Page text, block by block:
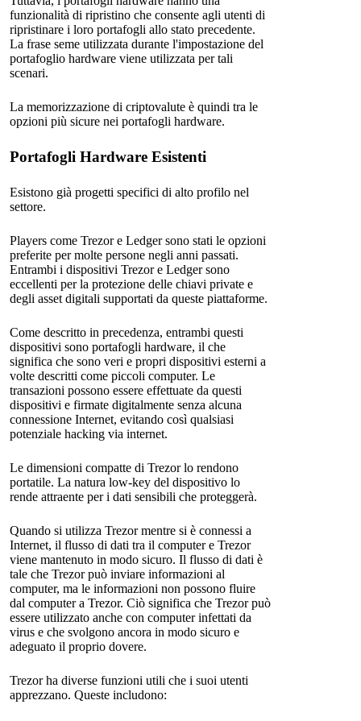
funzionalità di ripristino che consente agli utenti di
ripristinare i loro portafogli allo stato precedente.
La frase seme utilizzata durante l'impostazione del
portafoglio hardware viene utilizzata per tali
scenari.
La memorizzazione di criptovalute è quindi tra le
opzioni più sicure nei portafogli hardware.
Portafogli Hardware Esistenti
Esistono già progetti specifici di alto profilo nel
settore.
Players come Trezor e Ledger sono stati le opzioni
preferite per molte persone negli anni passati.
Entrambi i dispositivi Trezor e Ledger sono
eccellenti per la protezione delle chiavi private e
degli asset digitali supportati da queste piattaforme.
Come descritto in precedenza, entrambi questi
dispositivi sono portafogli hardware, il che
significa che sono veri e propri dispositivi esterni a
volte descritti come piccoli computer. Le
transazioni possono essere effettuate da questi
dispositivi e firmate digitalmente senza alcuna
connessione Internet, evitando così qualsiasi
potenziale hacking via internet.
Le dimensioni compatte di Trezor lo rendono
portatile. La natura low-key del dispositivo lo
rende attraente per i dati sensibili che proteggerà.
Quando si utilizza Trezor mentre si è connessi a
Internet, il flusso di dati tra il computer e Trezor
viene mantenuto in modo sicuro. Il flusso di dati è
tale che Trezor può inviare informazioni al
computer, ma le informazioni non possono fluire
dal computer a Trezor. Ciò significa che Trezor può
essere utilizzato anche con computer infettati da
virus e che svolgono ancora in modo sicuro e
adeguato il proprio dovere.
Trezor ha diverse funzioni utili che i suoi utenti
apprezzano. Queste includono: